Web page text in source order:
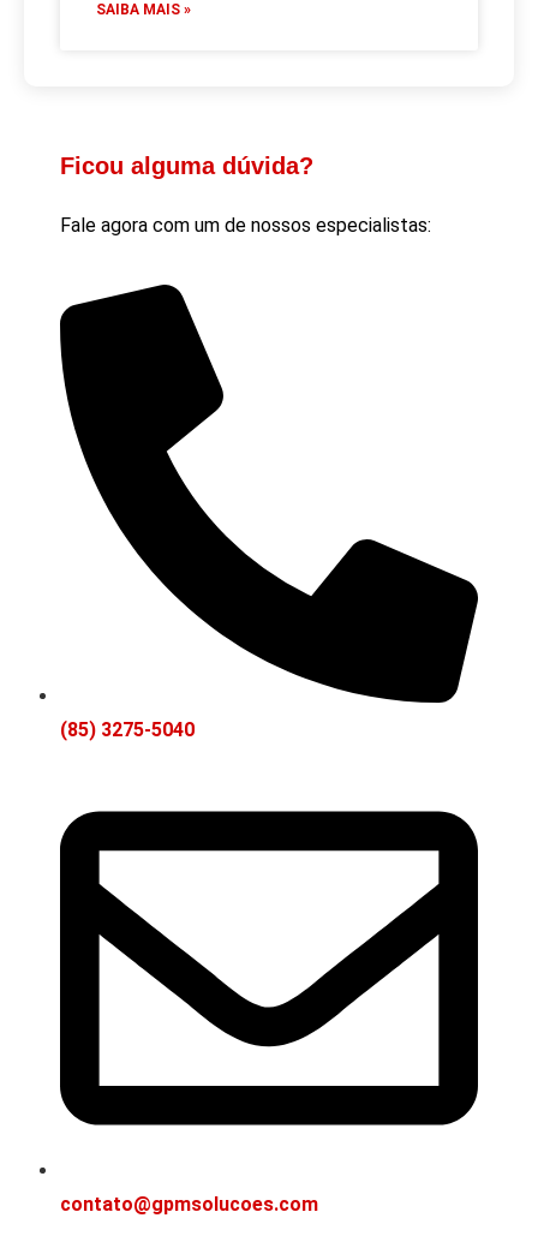
SAIBA MAIS »
Ficou alguma dúvida?
Fale agora com um de nossos especialistas:
(85) 3275-5040
contato@gpmsolucoes.com